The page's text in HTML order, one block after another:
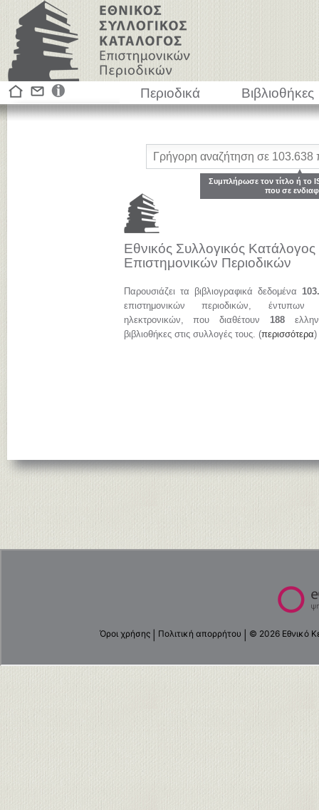
Περιοδικά Βιβλιοθήκες
Εθνικός Συλλογικός Κατάλογος
Επιστημονικών Περιοδικών
Παρουσιάζει τα βιβλιογραφικά δεδομένα
επιστημονικών περιοδικών, έντυπων
ηλεκτρονικών, που διαθέτουν 188
βιβλιοθήκες στις συλλογές τους. (περισσότερα)
Συμπλήρωσε τον τίτλο ή το
που σε